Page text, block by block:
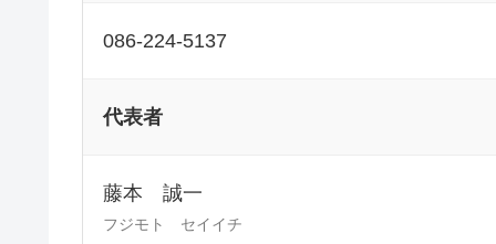
086-224-5137
代表者
藤本 誠一
フジモト セイイチ